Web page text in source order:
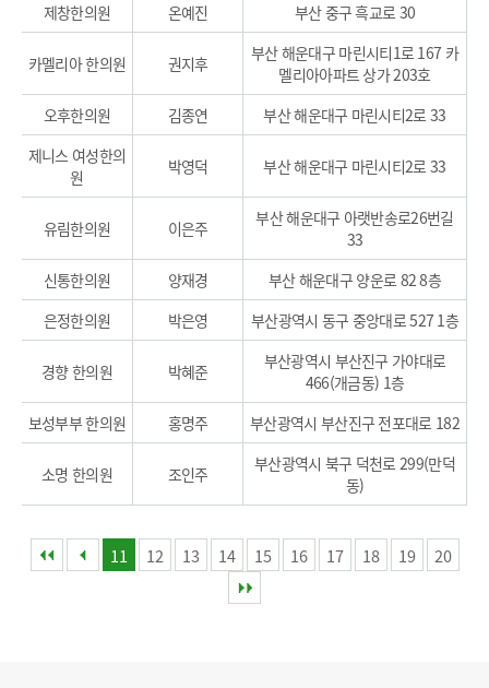
제창한의원 온예진 부산 중구 흑교로 30
카멜리아 한의원 권지후
부산 해운대구 마린시티1로 167 카
멜리아아파트 상가 203호
오후한의원
김종연
부산 해운대구 마린시티2로 33
제니스 여성한의
원
박영덕 부산 해운대구 마린시티2로 33
유림한의원 이은주
부산 해운대구 아랫반송로26번길
33
신통한의원
양재경
부산 해운대구 양운로 82 8층
은정한의원
박은영 부산광역시 동구 중앙대로 527 1층
경향 한의원 박혜준
부산광역시 부산진구 가야대로
466(개금동) 1층
보성부부 한의원
홍명주 부산광역시 부산진구 전포대로 182
소명 한의원 조인주
부산광역시 북구 덕천로 299(만덕
동)
11 12 13 14 15 16 17 18 19 20